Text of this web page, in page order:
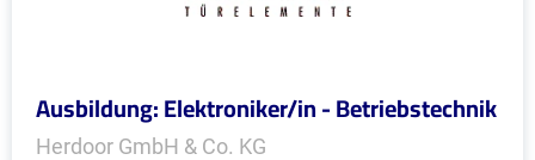
Ausbildung: Elektroniker/in - Betriebstechnik
Herdoor GmbH & Co. KG